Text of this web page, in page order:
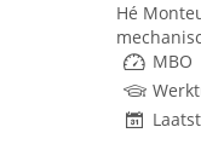
Hé
MBO